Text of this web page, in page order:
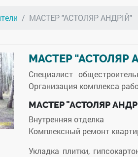
МАСТЕР "АСТОЛЯР АНДРІЙ"
МАСТЕР "АСТОЛЯР
Специалист
Организация комплекса
МАСТЕР "АСТОЛЯР
Внутренняя отделка
Комплексный ремонт
Укладка плитки,